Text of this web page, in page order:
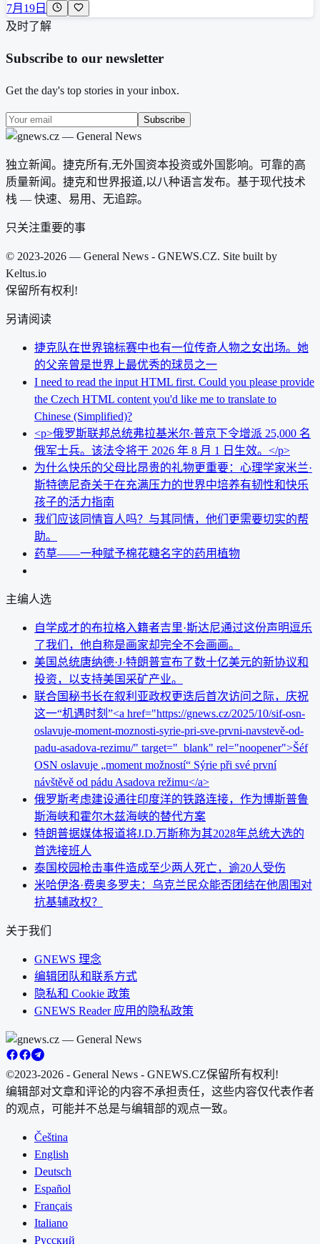
7月19日
及时了解
Subscribe to our newsletter
Get the day's top stories in your inbox.
Subscribe
独立新闻。捷克所有,无外国资本投资或外国影响。可靠的高
质量新闻。捷克和世界报道,以八种语言发布。基于现代技术
栈 — 快速、易用、无追踪。
只关注重要的事
© 2023-2026 — General News - GNEWS.CZ. Site built by
Keltus.io
保留所有权利!
另请阅读
捷克队在世界锦标赛中也有一位传奇人物之女出场。她
的父亲曾是世界上最优秀的球员之一
I need to read the input HTML first. Could you please provide
the Czech HTML content you'd like me to translate to
Chinese (Simplified)?
<p>俄罗斯联邦总统弗拉基米尔·普京下令增派 25,000 名
俄军士兵。该法令将于 2026 年 8 月 1 日生效。</p>
为什么快乐的父母比昂贵的礼物更重要：心理学家米兰·
斯特德尼奇关于在充满压力的世界中培养有韧性和快乐
孩子的活力指南
我们应该同情盲人吗？与其同情，他们更需要切实的帮
助。
药草——一种赋予棉花糖名字的药用植物
主编人选
自学成才的布拉格入籍者吉里·斯达尼通过这份声明逗乐
了我们，他自称是画家却完全不会画画。
美国总统唐纳德·J·特朗普宣布了数十亿美元的新协议和
投资，以支持美国采矿产业。
联合国秘书长在叙利亚政权更迭后首次访问之际，庆祝
这一“机遇时刻”<a href="https://gnews.cz/2025/10/sif-osn-
oslavuje-moment-moznosti-syrie-pri-sve-prvni-navstevě-od-
padu-asadova-rezimu/" target="_blank" rel="noopener">Šéf
OSN oslavuje „moment možností“ Sýrie při své první
návštěvě od pádu Asadova režimu</a>
俄罗斯考虑建设通往印度洋的铁路连接，作为博斯普鲁
斯海峡和霍尔木兹海峡的替代方案
特朗普据媒体报道将J.D.万斯称为其2028年总统大选的
首选接班人
泰国校园枪击事件造成至少两人死亡，逾20人受伤
米哈伊洛·费奥多罗夫：乌克兰民众能否团结在他周围对
抗基辅政权？
关于我们
GNEWS 理念
编辑团队和联系方式
隐私和 Cookie 政策
GNEWS Reader 应用的隐私政策
©2023-2026 - General News - GNEWS.CZ保留所有权利!
编辑部对文章和评论的内容不承担责任，这些内容仅代表作者
的观点，可能并不总是与编辑部的观点一致。
Čeština
English
Deutsch
Español
Français
Italiano
Русский